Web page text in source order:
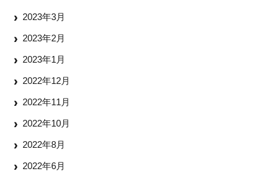
2023年3月
2023年2月
2023年1月
2022年12月
2022年11月
2022年10月
2022年8月
2022年6月